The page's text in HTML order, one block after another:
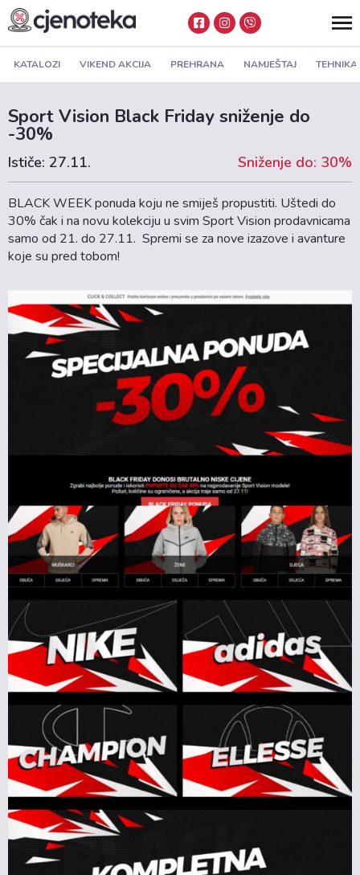
KATALOZI VIKEND AKCIJA PREHRANA NAMJEŠTAJ TEHNIKA
Sport Vision Black Friday sniženje do
-30%
Ističe: 27.11. Sniženje do: 30%
BLACK WEEK ponuda koju ne smiješ propustiti. Uštedi do
30% čak i na novu kolekciju u svim Sport Vision prodavnicama
samo od 21. do 27.11. Spremi se za nove izazove i avanture
koje su pred tobom!